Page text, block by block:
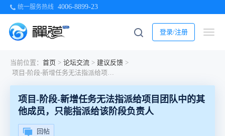
统一服务热线 4006-8899-23
登录/注册
当前位置： 首页 > 论坛交流 > 建议反馈 >
项目-阶段-新增任务无法指派给项目团队中的其他成员，只能指派给该阶段负责人
项目-阶段-新增任务无法指派给项目团队中的其
他成员，只能指派给该阶段负责人
回帖